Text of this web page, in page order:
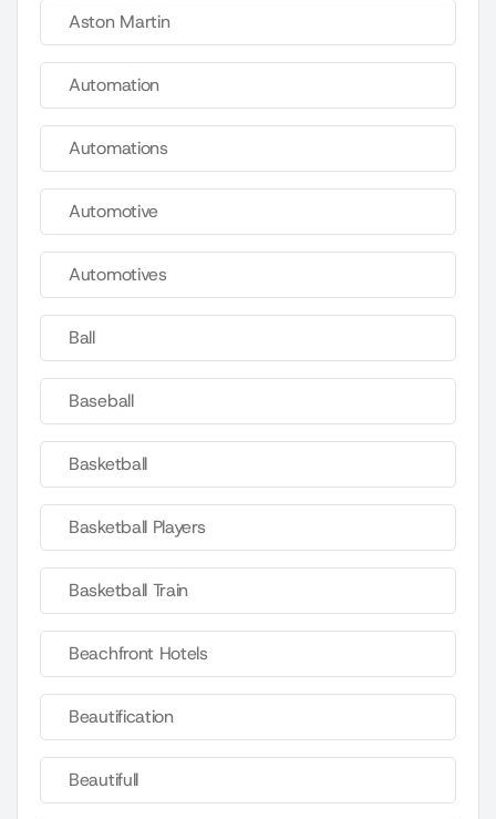
Aston Martin
Automation
Automations
Automotive
Automotives
Ball
Baseball
Basketball
Basketball Players
Basketball Train
Beachfront Hotels
Beautification
Beautifull